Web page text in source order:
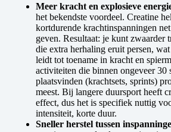
Meer kracht en explosieve
het bekendste voordeel. Creatine
kortdurende krachtinspanningen
geven. Resultaat: je kunt zwaarder
die extra herhaling eruit persen,
leidt tot toename in kracht en
activiteiten die binnen ongeveer 30
plaatsvinden (krachtsets, sprints)
meest. Bij langere duursport heeft
effect, dus het is specifiek nuttig
intensiteit, korte duur.
Sneller herstel tussen